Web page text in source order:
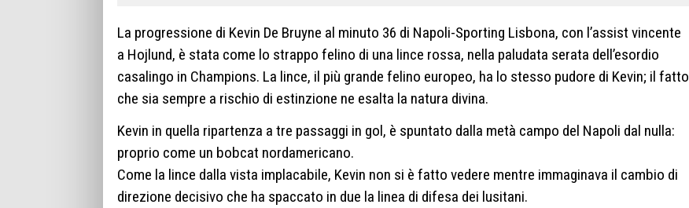
La progressione di Kevin De Bruyne al minuto 36 di Napoli-Sporting Lisbona, con l’assist vincente
a Hojlund, è stata come lo strappo felino di una lince rossa, nella paludata serata dell’esordio
casalingo in Champions. La lince, il più grande felino europeo, ha lo stesso pudore di Kevin; il fatto
che sia sempre a rischio di estinzione ne esalta la natura divina.
Kevin in quella ripartenza a tre passaggi in gol, è spuntato dalla metà campo del Napoli dal nulla:
proprio come un bobcat nordamericano.
Come la lince dalla vista implacabile, Kevin non si è fatto vedere mentre immaginava il cambio di
direzione decisivo che ha spaccato in due la linea di difesa dei lusitani.